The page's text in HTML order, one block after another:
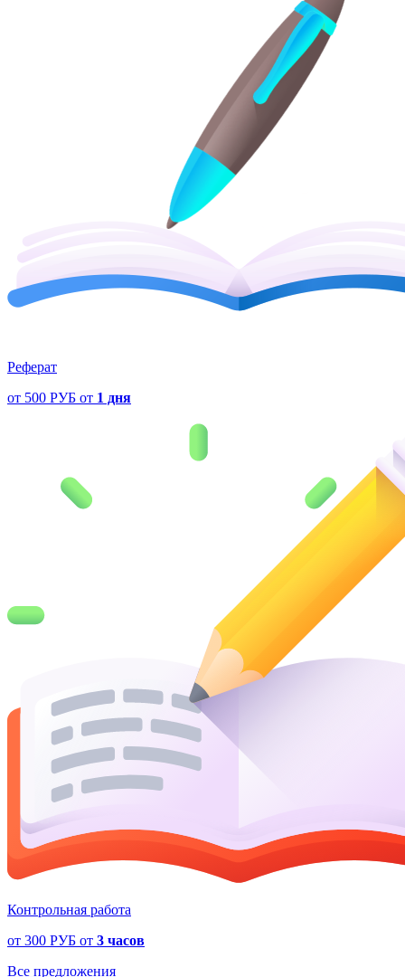
Реферат
от 500 РУБ от 1 дня
Контрольная работа
от 300 РУБ от 3 часов
Все предложения